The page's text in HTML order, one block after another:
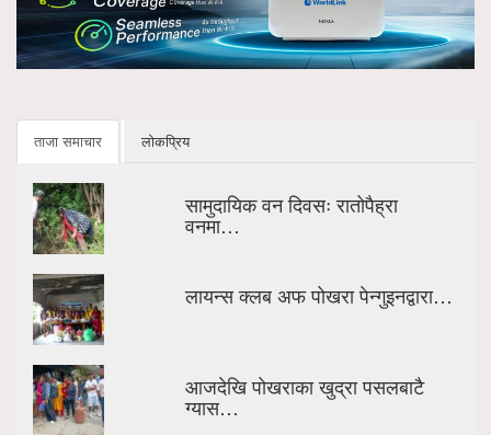
ताजा समाचार लोकप्रिय
सामुदायिक वन दिवसः रातोपैह्रा
वनमा…
लायन्स क्लब अफ पोखरा पेन्गुइनद्वारा…
आजदेखि पोखराका खुद्रा पसलबाटै
ग्यास…